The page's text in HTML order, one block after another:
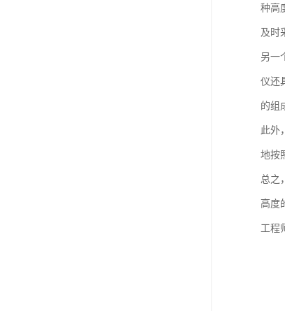
种高
及时
另一
仪还
的组
此外
地按
总之
高度
工程